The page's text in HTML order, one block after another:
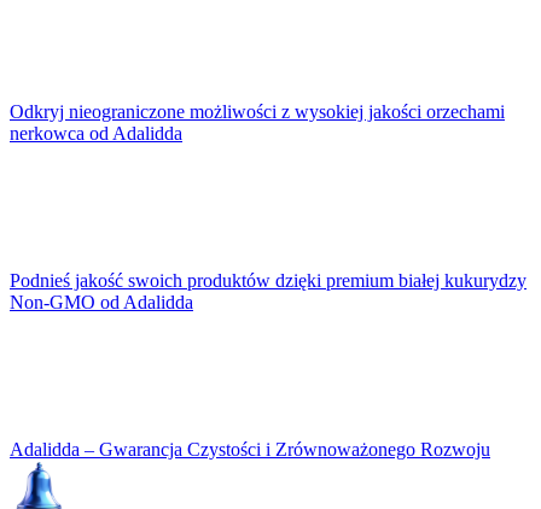
Odkryj nieograniczone możliwości z wysokiej jakości orzechami
nerkowca od Adalidda
Podnieś jakość swoich produktów dzięki premium białej kukurydzy
Non-GMO od Adalidda
Adalidda – Gwarancja Czystości i Zrównoważonego Rozwoju